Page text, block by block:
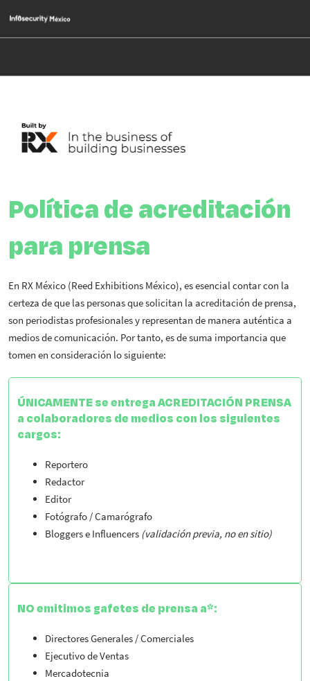
al
contenido
Política de acreditación
para prensa
En RX México (Reed Exhibitions México), es esencial contar con la
certeza de que las personas que solicitan la acreditación de prensa,
son periodistas profesionales y representan de manera auténtica a
medios de comunicación. Por tanto, es de suma importancia que
tomen en consideración lo siguiente:
ÚNICAMENTE se entrega ACREDITACIÓN PRENSA
a colaboradores de medios con los siguientes
cargos:
Reportero
Redactor
Editor
Fotógrafo / Camarógrafo
Bloggers e Influencers (validación previa, no en sitio)
NO emitimos gafetes de prensa a*:
Directores Generales / Comerciales
Ejecutivo de Ventas
Mercadotecnia